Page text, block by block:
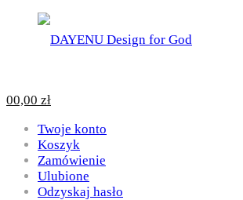
00,00 zł
Twoje konto
Koszyk
Zamówienie
Ulubione
Odzyskaj hasło